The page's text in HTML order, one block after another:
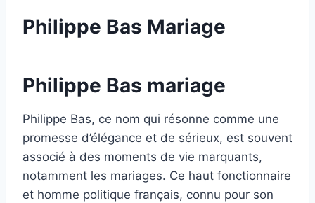
Philippe Bas Mariage
Philippe Bas mariage
Philippe Bas, ce nom qui résonne comme une
promesse d’élégance et de sérieux, est souvent
associé à des moments de vie marquants,
notamment les mariages. Ce haut fonctionnaire
et homme politique français, connu pour son